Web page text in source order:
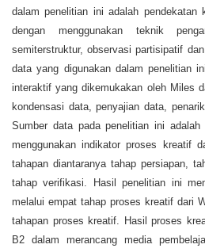
dalam penelitian ini adalah pendekatan
dengan menggunakan teknik
semiterstruktur, observasi partisipatif
data yang digunakan dalam penelitian
interaktif yang dikemukakan oleh Miles
kondensasi data, penyajian data,
Sumber data pada penelitian ini
menggunakan indikator proses kreatif
tahapan diantaranya tahap persiapan,
tahap verifikasi. Hasil penelitian ini
melalui empat tahap proses kreatif dari
tahapan proses kreatif. Hasil proses
B2 dalam merancang media